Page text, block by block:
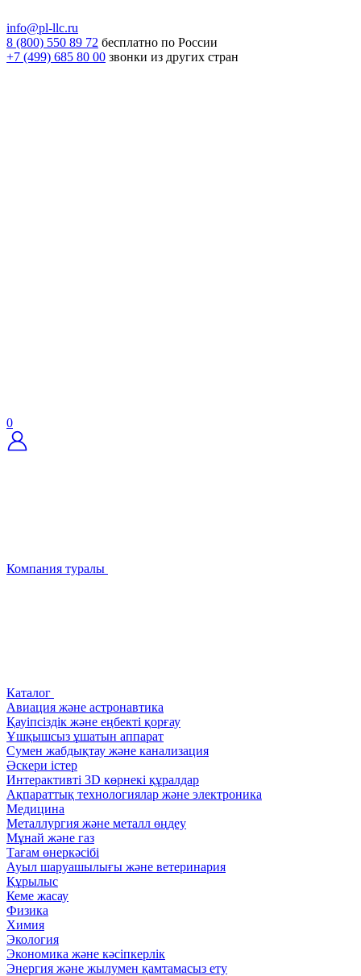
info@pl-llc.ru
8 (800) 550 89 72 бесплатно по России
+7 (499) 685 80 00 звонки из других стран
0
Компания туралы
Каталог
Авиация және астронавтика
Қауіпсіздік және еңбекті қорғау
Ұшқышсыз ұшатын аппарат
Сумен жабдықтау және канализация
Әскери істер
Интерактивті 3D көрнекі құралдар
Ақпараттық технологиялар және электроника
Медицина
Металлургия және металл өңдеу
Мұнай және газ
Тағам өнеркәсібі
Ауыл шаруашылығы және ветеринария
Құрылыс
Кеме жасау
Физика
Химия
Экология
Экономика және кәсіпкерлік
Энергия және жылумен қамтамасыз ету